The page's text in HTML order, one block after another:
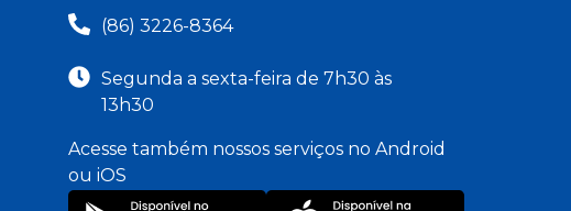
(86) 3226-8364
Segunda a sexta-feira de 7h30 às
13h30
Acesse também nossos serviços no Android
ou iOS